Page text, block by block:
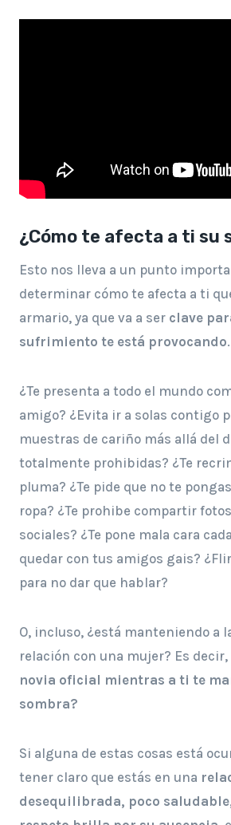
¿Cómo te afecta a ti su
Esto nos lleva a un punto
determinar cómo te afecta a ti
armario, ya que va a ser clave
sufrimiento te está provocando.
¿Te presenta a todo el mundo
amigo? ¿Evita ir a solas contigo
muestras de cariño más allá del
totalmente prohibidas? ¿Te
pluma? ¿Te pide que no te
ropa? ¿Te prohibe compartir
sociales? ¿Te pone mala cara
quedar con tus amigos gais?
para no dar que hablar?
O, incluso, ¿está manteniendo a
relación con una mujer? Es decir,
novia oficial mientras a ti te
sombra?
Si alguna de estas cosas está
tener claro que estás en una
desequilibrada, poco